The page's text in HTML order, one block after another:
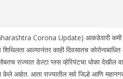
Corona Update) आकडेवारी कमी
शिथिलता आल्यानंतर काही दिवसातच
राज्यात डेल्टा प्लस व्हेरियंटचा धोका देखील
केले आहेत. आता राज्यातील सर्व जिल्हे आणि